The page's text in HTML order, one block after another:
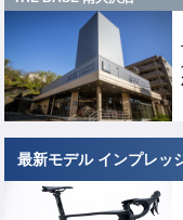
最新モデル インプレッ